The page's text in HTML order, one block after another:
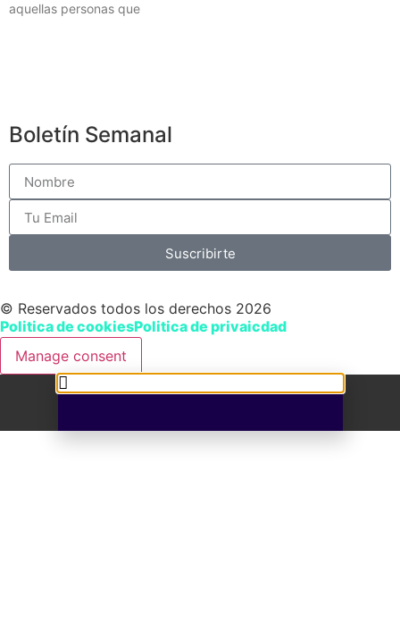
aquellas personas que
Boletín Semanal
Suscribirte
© Reservados todos los derechos 2026
Politica de cookiesPolitica de privaicdad
Manage consent